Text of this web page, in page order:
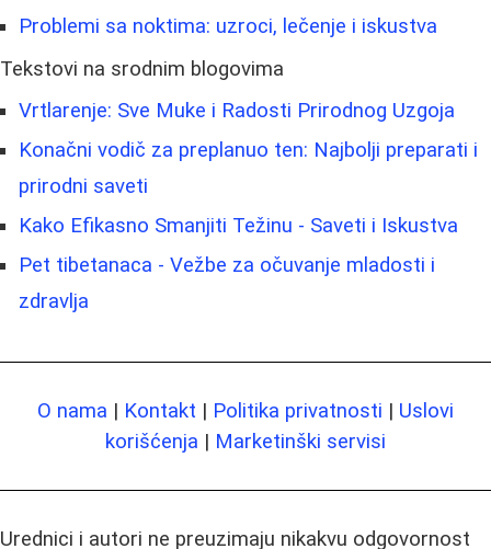
Problemi sa noktima: uzroci, lečenje i iskustva
Tekstovi na srodnim blogovima
Vrtlarenje: Sve Muke i Radosti Prirodnog Uzgoja
Konačni vodič za preplanuo ten: Najbolji preparati i
prirodni saveti
Kako Efikasno Smanjiti Težinu - Saveti i Iskustva
Pet tibetanaca - Vežbe za očuvanje mladosti i
zdravlja
O nama | Kontakt | Politika privatnosti | Uslovi
korišćenja | Marketinški servisi
Urednici i autori ne preuzimaju nikakvu odgovornost